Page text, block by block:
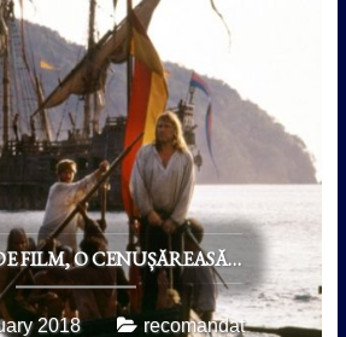
FILM, O CENUȘĂREASĂ…
2018 recomandat